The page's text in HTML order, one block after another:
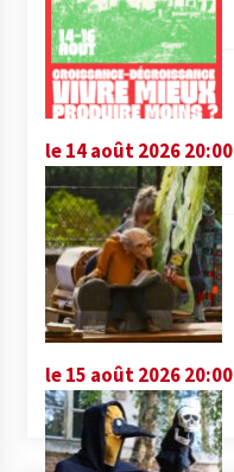
le 14 août 2026 20:00
le 15 août 2026 20:00